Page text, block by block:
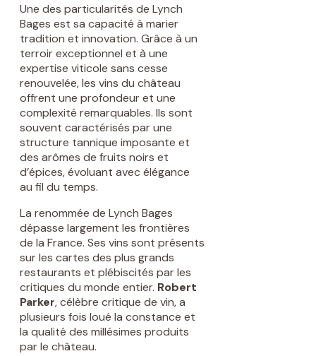
Une des particularités de Lynch
Bages est sa capacité à marier
tradition et innovation. Grâce à un
terroir exceptionnel et à une
expertise viticole sans cesse
renouvelée, les vins du château
offrent une profondeur et une
complexité remarquables. Ils sont
souvent caractérisés par une
structure tannique imposante et
des arômes de fruits noirs et
d’épices, évoluant avec élégance
au fil du temps.
La renommée de Lynch Bages
dépasse largement les frontières
de la France. Ses vins sont présents
sur les cartes des plus grands
restaurants et plébiscités par les
critiques du monde entier. Robert
Parker, célèbre critique de vin, a
plusieurs fois loué la constance et
la qualité des millésimes produits
par le château.